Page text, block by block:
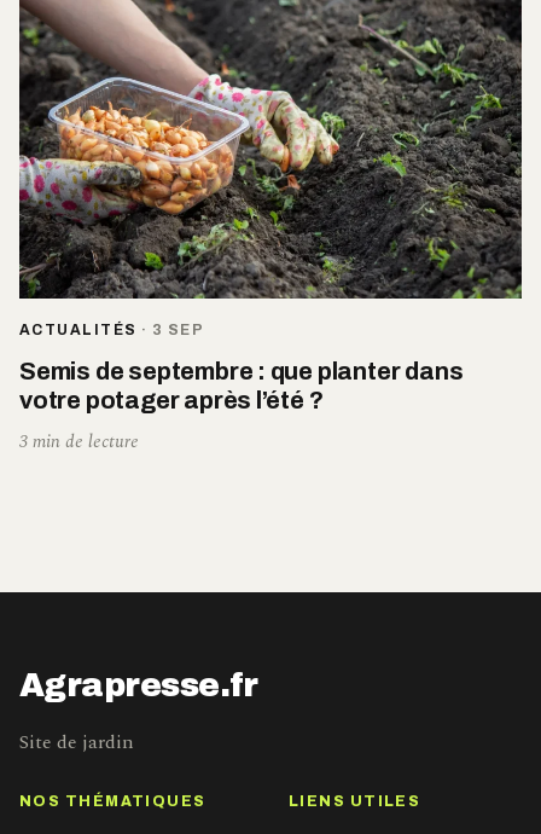
ACTUALITÉS · 3 SEP
Semis de septembre : que planter dans
votre potager après l’été ?
3 min de lecture
Agrapresse.fr
Site de jardin
NOS THÉMATIQUES LIENS UTILES